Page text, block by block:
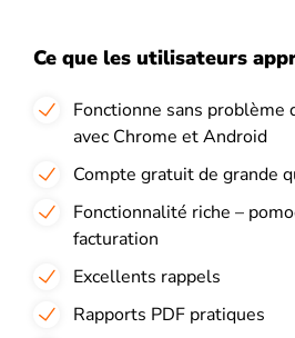
Ce que les utilisateurs
Fonctionne sans problème
avec Chrome et Android
Compte gratuit de grande
Fonctionnalité riche –
facturation
Excellents rappels
Rapports PDF pratiques